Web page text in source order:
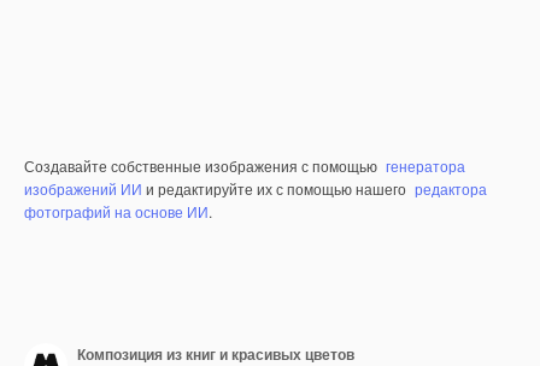
Создавайте собственные изображения с помощью генератора
изображений ИИ и редактируйте их с помощью нашего редактора
фотографий на основе ИИ.
Композиция из книг и красивых цветов